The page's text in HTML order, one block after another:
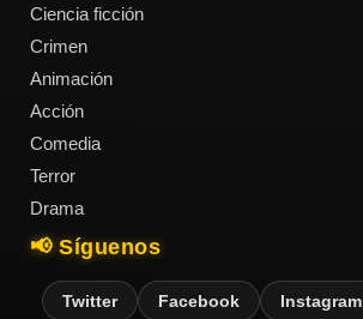
Ciencia ficción
Crimen
Animación
Acción
Comedia
Terror
Drama
📢 Síguenos
Twitter Facebook Instagram